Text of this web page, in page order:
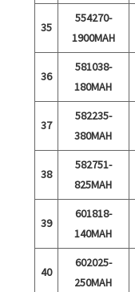
35
554270-
1900MAH
36
581038-
180MAH
37
582235-
380MAH
38
582751-
825MAH
39
601818-
140MAH
40
602025-
250MAH